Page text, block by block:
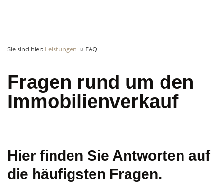
Sie sind hier: Leistungen FAQ
Fragen rund um den
Immobilienverkauf
Hier finden Sie Antworten auf
die häufigsten Fragen.